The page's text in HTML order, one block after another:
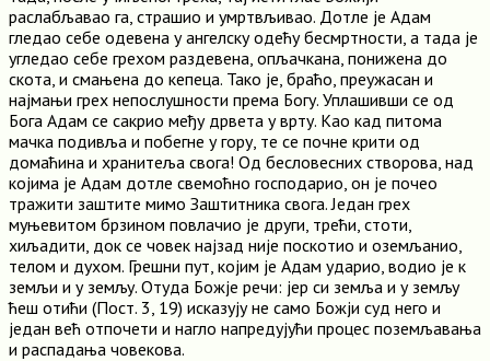
раслабљавао га, страшио и умртвљивао. Дотле је Адам
гледао себе одевена у ангелску одећу бесмртности, а тада је
угледао себе грехом раздевена, опљачкана, понижена до
скота, и смањена до кепеца. Тако је, браћо, преужасан и
најмањи грех непослушности према Богу. Уплашивши се од
Бога Адам се сакрио међу дрвета у врту. Као кад питома
мачка подивља и побегне у гору, те се почне крити од
домаћина и хранитеља свога! Од бесловесних створова, над
којима је Адам дотле свемоћно господарио, он је почео
тражити заштите мимо Заштитника свога. Један грех
муњевитом брзином повлачио је други, трећи, стоти,
хиљадити, док се човек најзад није поскотио и оземљанио,
телом и духом. Грешни пут, којим је Адам ударио, водио је к
земљи и у земљу. Отуда Божје речи: јер си земља и у земљу
ћеш отићи (Пост. 3, 19) исказују не само Божји суд него и
један већ отпочети и нагло напредујући процес поземљавања
и распадања човекова.